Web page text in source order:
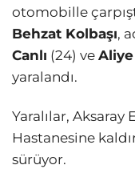
otomobille
Behzat Kolbaşı,
Canlı (24) ve
yaralandı.
Yaralılar, Aksaray
Hastanesine
sürüyor.